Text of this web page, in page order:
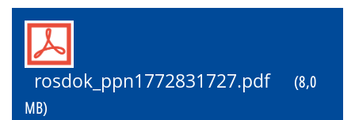
rosdok_ppn1772831727.pdf
(8,0
MB)